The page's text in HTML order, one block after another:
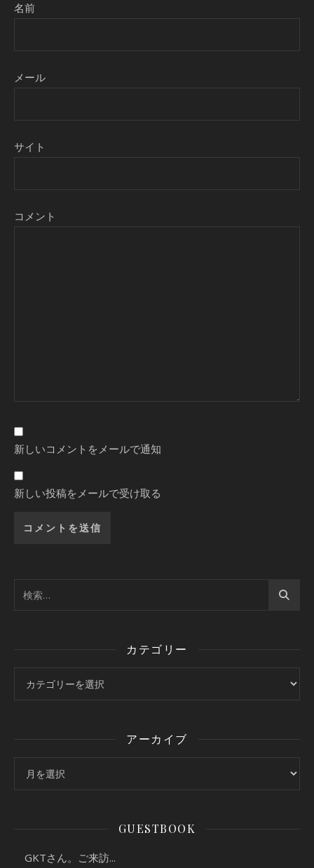
名前
メール
サイト
コメント
新しいコメントをメールで通知
新しい投稿をメールで受け取る
カテゴリー
アーカイブ
GUESTBOOK
GKTさん。ご来訪...